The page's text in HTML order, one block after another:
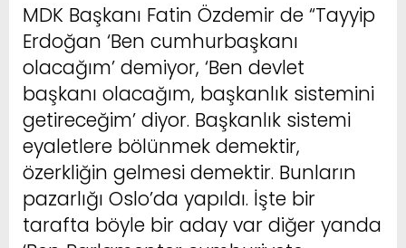
MDK Başkanı Fatin Özdemir de “Tayyip
Erdoğan ‘Ben cumhurbaşkanı
olacağım’ demiyor, ‘Ben devlet
başkanı olacağım, başkanlık sistemini
getireceğim’ diyor. Başkanlık sistemi
eyaletlere bölünmek demektir,
özerkliğin gelmesi demektir. Bunların
pazarlığı Oslo’da yapıldı. İşte bir
tarafta böyle bir aday var diğer yanda